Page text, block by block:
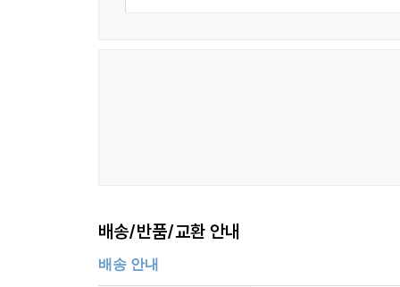
배송/반품/교환 안내
배송 안내